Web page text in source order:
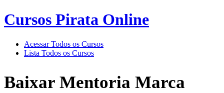
Cursos Pirata Online
Acessar Todos os Cursos
Lista Todos os Cursos
Baixar Mentoria Marca